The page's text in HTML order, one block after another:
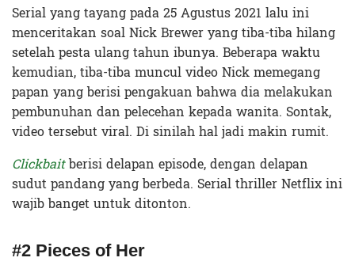
Serial yang tayang pada 25 Agustus 2021 lalu ini
menceritakan soal Nick Brewer yang tiba-tiba hilang
setelah pesta ulang tahun ibunya. Beberapa waktu
kemudian, tiba-tiba muncul video Nick memegang
papan yang berisi pengakuan bahwa dia melakukan
pembunuhan dan pelecehan kepada wanita. Sontak,
video tersebut viral. Di sinilah hal jadi makin rumit.
Clickbaitberisi delapan episode, dengan delapan
sudut pandang yang berbeda. Serial thriller Netflix ini
wajib banget untuk ditonton.
#2 Pieces of Her